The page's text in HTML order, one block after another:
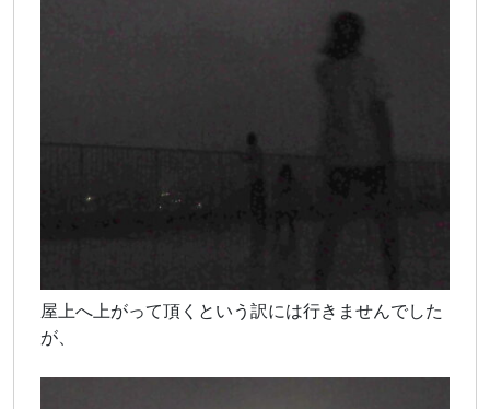
屋上へ上がって頂くという訳には行きませんでした
が、